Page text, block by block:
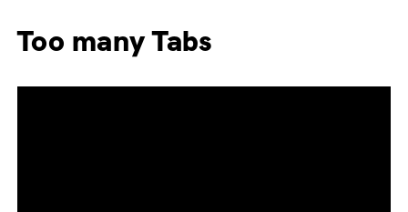
Too many Tabs